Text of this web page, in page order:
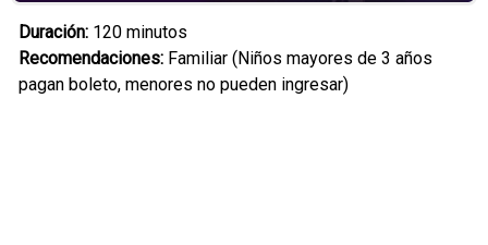
Duración: 120 minutos
Recomendaciones: Familiar (Niños mayores de 3 años
pagan boleto, menores no pueden ingresar)